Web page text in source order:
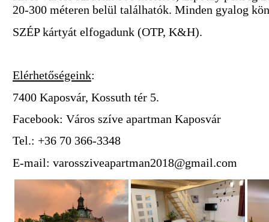
20-300 méteren belül találhatók. Minden gyalog
SZÉP kártyát elfogadunk (OTP, K&H).
Elérhetőségeink:
7400 Kaposvár, Kossuth tér 5.
Facebook: Város szíve apartman Kaposvár
Tel.: +36 70 366-3348
E-mail: varossziveapartman2018@gmail.com